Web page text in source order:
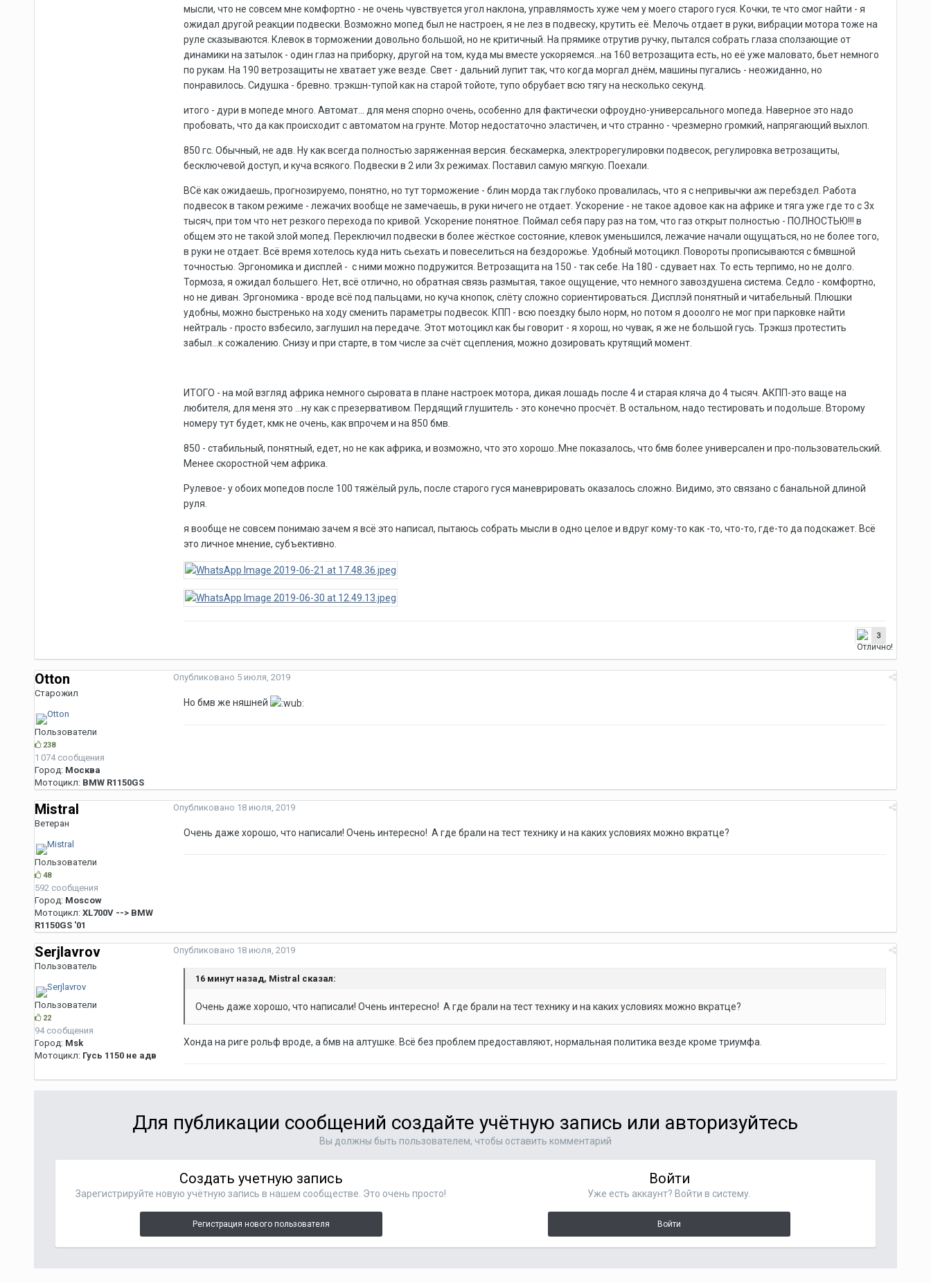
мысли, что не совсем мне комфортно - не очень чувствуется угол наклона, управлямость хуже чем у моего старого гуся. Кочки, те что смог найти - я
ожидал другой реакции подвески. Возможно мопед был не настроен, я не лез в подвеску, крутить её. Мелочь отдает в руки, вибрации мотора тоже на
руле сказываются. Клевок в торможении довольно большой, но не критичный. На прямике отрутив ручку, пытался собрать глаза сползающие от
динамики на затылок - один глаз на приборку, другой на том, куда мы вместе ускоряемся...на 160 ветрозащита есть, но её уже маловато, бьет немного
по рукам. На 190 ветрозащиты не хватает уже везде. Свет - дальний лупит так, что когда моргал днём, машины пугались - неожиданно, но
понравилось. Сидушка - бревно. трэкшн-тупой как на старой тойоте, тупо обрубает всю тягу на несколько секунд.
итого - дури в мопеде много. Автомат... для меня спорно очень, особенно для фактически офроудно-универсального мопеда. Наверное это надо
пробовать, что да как происходит с автоматом на грунте. Мотор недостаточно эластичен, и что странно - чрезмерно громкий, напрягающий выхлоп.
850 гс. Обычный, не адв. Ну как всегда полностью заряженная версия. бескамерка, электрорегулировки подвесок, регулировка ветрозащиты,
бесключевой доступ, и куча всякого. Подвески в 2 или 3х режимах. Поставил самую мягкую. Поехали.
ВСё как ожидаешь, прогнозируемо, понятно, но тут торможение - блин морда так глубоко провалилась, что я с непривычки аж перебздел. Работа
подвесок в таком режиме - лежачих вообще не замечаешь, в руки ничего не отдает. Ускорение - не такое адовое как на африке и тяга уже где то с 3х
тысяч, при том что нет резкого перехода по кривой. Ускорение понятное. Поймал себя пару раз на том, что газ открыт полностью - ПОЛНОСТЬЮ!!! в
общем это не такой злой мопед. Переключил подвески в более жёсткое состояние, клевок уменьшился, лежачие начали ощущаться, но не более того,
в руки не отдает. Всё время хотелось куда нить сьехать и повеселиться на бездорожье. Удобный мотоцикл. Повороты прописываются с бмвшной
точностью. Эргономика и дисплей - с ними можно подружится. Ветрозащита на 150 - так себе. На 180 - сдувает нах. То есть терпимо, но не долго.
Тормоза, я ожидал большего. Нет, всё отлично, но обратная связь размытая, такое ощущение, что немного завоздушена система. Седло - комфортно,
но не диван. Эргономика - вроде всё под пальцами, но куча кнопок, слёту сложно сориентироваться. Дисплэй понятный и читабельный. Плюшки
удобны, можно быстренько на ходу сменить параметры подвесок. КПП - всю поездку было норм, но потом я дооолго не мог при парковке найти
нейтраль - просто взбесило, заглушил на передаче. Этот мотоцикл как бы говорит - я хорош, но чувак, я же не большой гусь. Трэкшз протестить
забыл...к сожалению. Снизу и при старте, в том числе за счёт сцепления, можно дозировать крутящий момент.
ИТОГО - на мой взгляд африка немного сыровата в плане настроек мотора, дикая лошадь после 4 и старая кляча до 4 тысяч. АКПП-это ваще на
любителя, для меня это ...ну как с презервативом. Пердящий глушитель - это конечно просчёт. В остальном, надо тестировать и подольше. Второму
номеру тут будет, кмк не очень, как впрочем и на 850 бмв.
850 - стабильный, понятный, едет, но не как африка, и возможно, что это хорошо..Мне показалось, что бмв более универсален и про-пользовательский.
Менее скоростной чем африка.
Рулевое- у обоих мопедов после 100 тяжёлый руль, после старого гуся маневрировать оказалось сложно. Видимо, это связано с банальной длиной
руля.
я вообще не совсем понимаю зачем я всё это написал, пытаюсь собрать мысли в одно целое и вдруг кому-то как -то, что-то, где-то да подскажет. Всё
это личное мнение, субъективно.
3
Otton
Старожил
Пользователи
238
1 074 сообщения
Город: Москва
Мотоцикл: BMW R1150GS
Опубликовано 5 июля, 2019
Но бмв же няшней
Mistral
Ветеран
Пользователи
48
592 сообщения
Город: Moscow
Мотоцикл: XL700V --> BMW
R1150GS '01
Опубликовано 18 июля, 2019
Очень даже хорошо, что написали! Очень интересно! А где брали на тест технику и на каких условиях можно вкратце?
Serjlavrov
Пользователь
Пользователи
22
94 сообщения
Город: Msk
Мотоцикл: Гусь 1150 не адв
Опубликовано 18 июля, 2019
16 минут назад, Mistral сказал:
Очень даже хорошо, что написали! Очень интересно! А где брали на тест технику и на каких условиях можно вкратце?
Хонда на риге рольф вроде, а бмв на алтушке. Всё без проблем предоставляют, нормальная политика везде кроме триумфа.
Для публикации сообщений создайте учётную запись или авторизуйтесь
Вы должны быть пользователем, чтобы оставить комментарий
Создать учетную запись
Зарегистрируйте новую учётную запись в нашем сообществе. Это очень просто!
Регистрация нового пользователя
Войти
Уже есть аккаунт? Войти в систему.
Войти